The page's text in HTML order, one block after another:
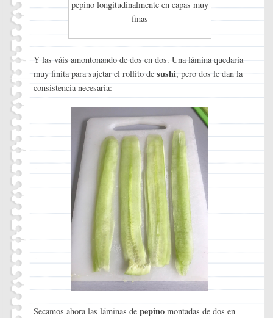
pepino longitudinalmente en capas muy
finas
Y las váis amontonando de dos en dos. Una lámina quedaría
muy finita para sujetar el rollito de sushi, pero dos le dan la
consistencia necesaria:
Secamos ahora las láminas de pepino montadas de dos en